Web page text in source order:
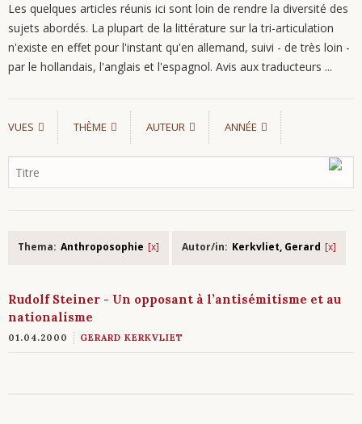
Les quelques articles réunis ici sont loin de rendre la diversité des
sujets abordés. La plupart de la littérature sur la tri-articulation
n'existe en effet pour l'instant qu'en allemand, suivi - de très loin -
par le hollandais, l'anglais et l'espagnol. Avis aux traducteurs ...
VUES THÈME AUTEUR ANNÉE
Thema: Anthroposophie Autor/in: Kerkvliet, Gerard
Rudolf Steiner - Un opposant à l’antisémitisme et au
nationalisme
01.04.2000 GERARD KERKVLIET